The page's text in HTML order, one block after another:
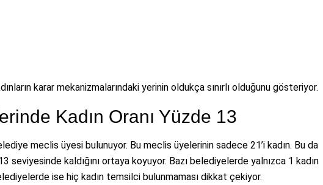
karar mekanizmalarındaki yerinin oldukça sınırlı olduğunu gösteriyor.
Kadın Oranı Yüzde 13
meclis üyesi bulunuyor. Bu meclis üyelerinin sadece 21’i kadın. Bu da
seviyesinde kaldığını ortaya koyuyor. Bazı belediyelerde yalnızca 1 kadın
ise hiç kadın temsilci bulunmaması dikkat çekiyor.